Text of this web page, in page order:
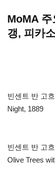
MoMA
갱, 피카
빈센트 반 고
Night, 1889
빈센트 반 고
Olive Trees